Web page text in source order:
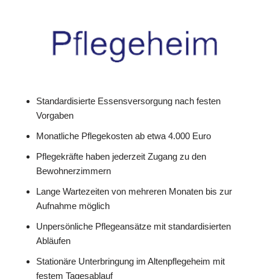
Standardisierte Essensversorgung nach festen
Vorgaben
Monatliche Pflegekosten ab etwa 4.000 Euro
Pflegekräfte haben jederzeit Zugang zu den
Bewohnerzimmern
Lange Wartezeiten von mehreren Monaten bis zur
Aufnahme möglich
Unpersönliche Pflegeansätze mit standardisierten
Abläufen
Stationäre Unterbringung im Altenpflegeheim mit
festem Tagesablauf